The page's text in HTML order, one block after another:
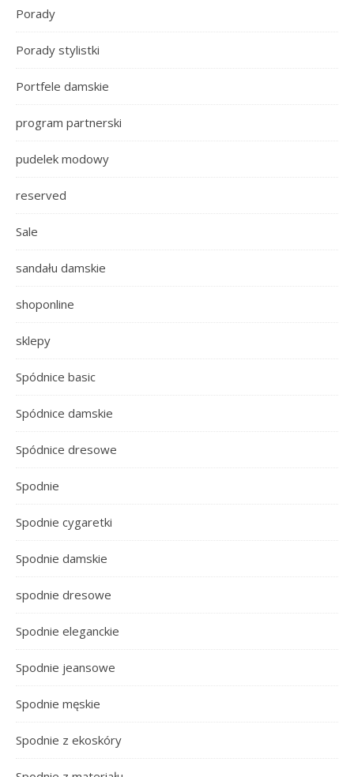
Porady
Porady stylistki
Portfele damskie
program partnerski
pudelek modowy
reserved
Sale
sandału damskie
shoponline
sklepy
Spódnice basic
Spódnice damskie
Spódnice dresowe
Spodnie
Spodnie cygaretki
Spodnie damskie
spodnie dresowe
Spodnie eleganckie
Spodnie jeansowe
Spodnie męskie
Spodnie z ekoskóry